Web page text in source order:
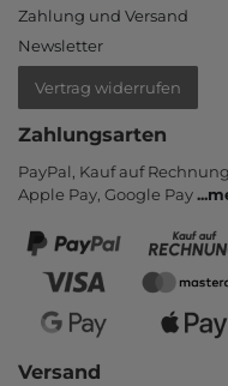
Zahlung und Versand
Newsletter
Vertrag widerrufen
Zahlungsarten
PayPal, Kauf auf
Apple Pay, Google Pay...
Versand